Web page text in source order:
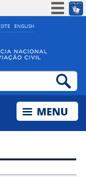
ENGLISH
Simplifique!
à informação
Legislação